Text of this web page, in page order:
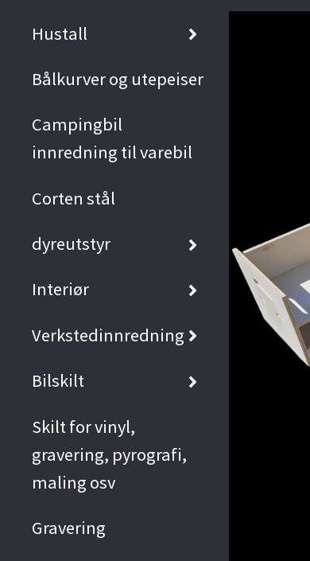
Hustall
Bålkurver og utepeiser
Campingbil
innredning til varebil
Corten stål
dyreutstyr
Interiør
Verkstedinnredning
Bilskilt
Skilt for vinyl,
gravering, pyrografi,
maling osv
Gravering